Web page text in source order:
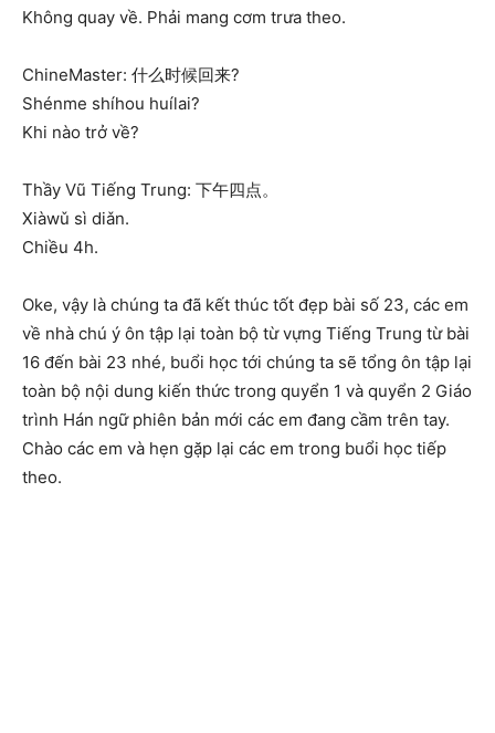
Không quay về. Phải mang cơm trưa theo.
ChineMaster: 什么时候回来?
Shénme shíhou huílai?
Khi nào trở về?
Thầy Vũ Tiếng Trung: 下午四点。
Xiàwǔ sì diǎn.
Chiều 4h.
Oke, vậy là chúng ta đã kết thúc tốt đẹp bài số 23, các em
về nhà chú ý ôn tập lại toàn bộ từ vựng Tiếng Trung từ bài
16 đến bài 23 nhé, buổi học tới chúng ta sẽ tổng ôn tập lại
toàn bộ nội dung kiến thức trong quyển 1 và quyển 2 Giáo
trình Hán ngữ phiên bản mới các em đang cầm trên tay.
Chào các em và hẹn gặp lại các em trong buổi học tiếp
theo.